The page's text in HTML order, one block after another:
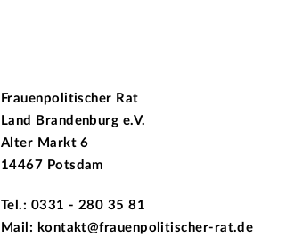
Frauenpolitischer Rat
Land Brandenburg e.V.
Alter Markt 6
14467 Potsdam
Tel.: 0331 - 280 35 81
Mail: kontakt@frauenpolitischer-rat.de